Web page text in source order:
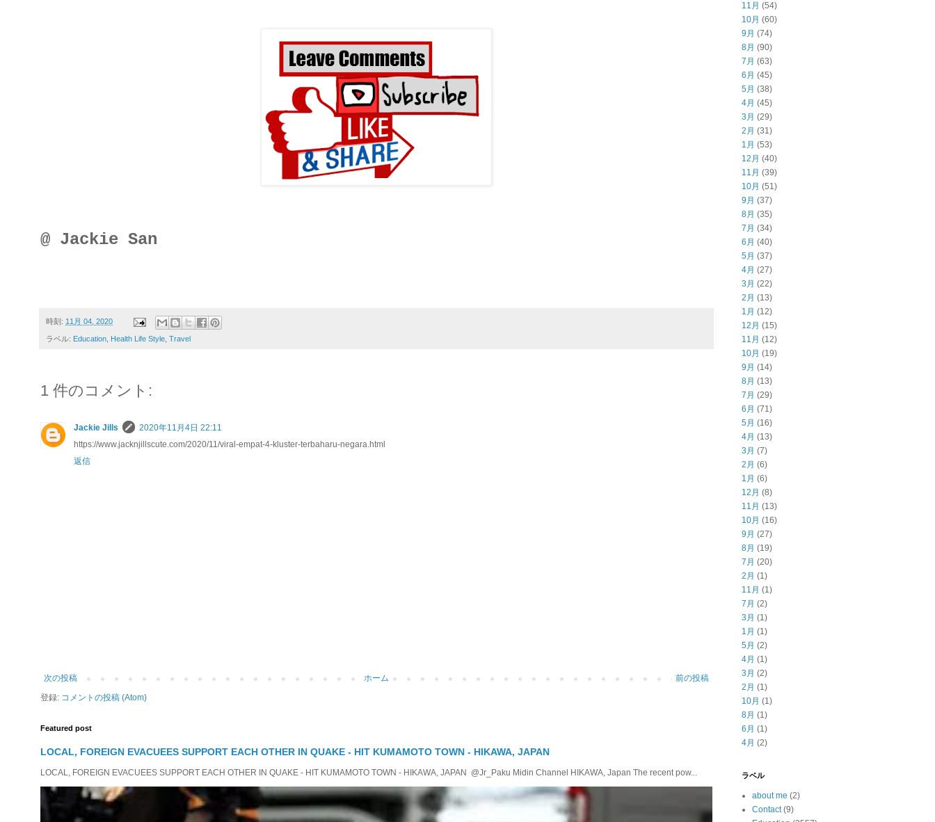
@ Jackie San
時刻: 11月 04, 2020
ラベル: Education Health Life Style Travel
1 件のコメント:
Jackie Jills
2020年11月4日 22:11
https://www.jacknjillscute.com/2020/11/viral-empat-4-kluster-terbaharu-negara.html
返信
次の投稿 前の投稿
ホーム
登録: コメントの投稿 (Atom)
Featured post
LOCAL, FOREIGN EVACUEES SUPPORT EACH OTHER IN QUAKE - HIT KUMAMOTO TOWN - HIKAWA, JAPAN
LOCAL, FOREIGN EVACUEES SUPPORT EACH OTHER IN QUAKE - HIT KUMAMOTO TOWN - HIKAWA, JAPAN @Jr_Paku Midin Channel HIKAWA, Japan The recent pow...
11月 (54)
10月 (60)
9月 (74)
8月 (90)
7月 (63)
6月 (45)
5月 (38)
4月 (45)
3月 (29)
2月 (31)
1月 (53)
12月 (40)
11月 (39)
10月 (51)
9月 (37)
8月 (35)
7月 (34)
6月 (40)
5月 (37)
4月 (27)
3月 (22)
2月 (13)
1月 (12)
12月 (15)
11月 (12)
10月 (19)
9月 (14)
8月 (13)
7月 (29)
6月 (71)
5月 (16)
4月 (13)
3月 (7)
2月 (6)
1月 (6)
12月 (8)
11月 (13)
10月 (16)
9月 (27)
8月 (19)
7月 (20)
2月 (1)
11月 (1)
7月 (2)
3月 (1)
1月 (1)
5月 (2)
4月 (1)
3月 (2)
2月 (1)
10月 (1)
8月 (1)
6月 (1)
4月 (2)
ラベル
about me (2)
Contact (9)